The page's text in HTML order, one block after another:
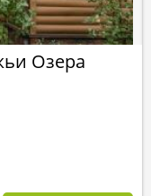
Озера